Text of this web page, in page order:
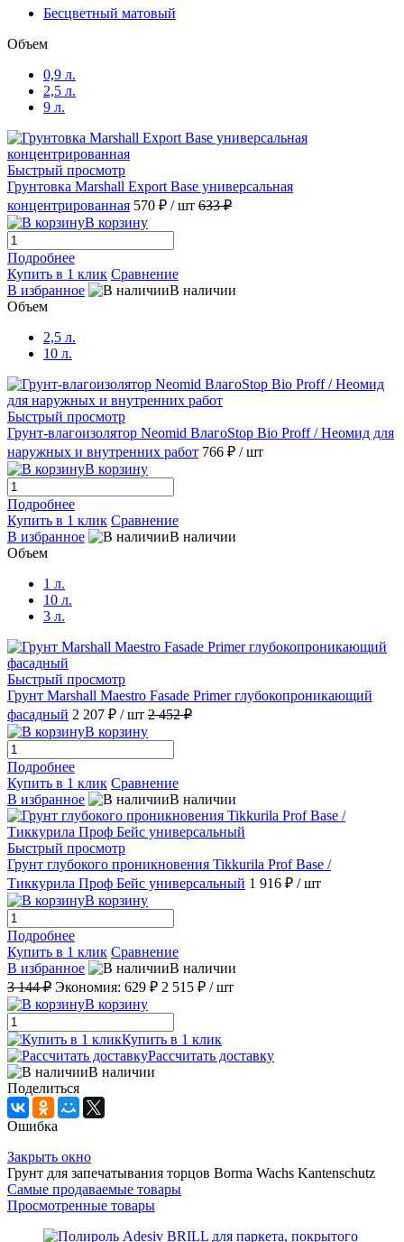
Бесцветный матовый
Объем
0,9 л.
2,5 л.
9 л.
Быстрый просмотр
Грунтовка Marshall Export Base универсальная
концентрированная 570 ₽ / шт 633 ₽
В корзину
Подробнее
Купить в 1 клик Сравнение
В избранное
В наличии
Объем
2,5 л.
10 л.
Быстрый просмотр
Грунт-влагоизолятор Neomid ВлагоStop Bio Proff / Неомид для
наружных и внутренних работ 766 ₽ / шт
В корзину
Подробнее
Купить в 1 клик Сравнение
В избранное
В наличии
Объем
1 л.
10 л.
3 л.
Быстрый просмотр
Грунт Marshall Maestro Fasade Primer глубокопроникающий
фасадный 2 207 ₽ / шт 2 452 ₽
В корзину
Подробнее
Купить в 1 клик Сравнение
В избранное
В наличии
Быстрый просмотр
Грунт глубокого проникновения Tikkurila Prof Base /
Тиккурила Проф Бейс универсальный 1 916 ₽ / шт
В корзину
Подробнее
Купить в 1 клик Сравнение
В избранное
В наличии
3 144 ₽ Экономия: 629 ₽ 2 515 ₽ / шт
В корзину
Купить в 1 клик
Рассчитать доставку
В наличии
Поделиться
Ошибка
Закрыть окно
Грунт для запечатывания торцов Borma Wachs Kantenschutz
Самые продаваемые товары
Просмотренные товары